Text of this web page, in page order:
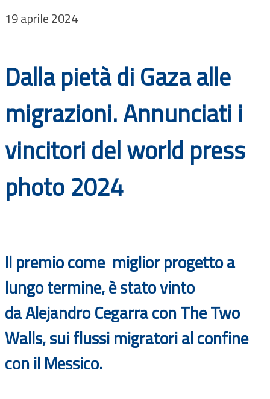
Progetti
Bandi
Guide
19 aprile 2024
Dalla pietà di Gaza alle
migrazioni. Annunciati i
vincitori del world press
photo 2024
Il premio come miglior progetto a
lungo termine, è stato vinto
da Alejandro Cegarra con The Two
Walls, sui flussi migratori al confine
con il Messico.